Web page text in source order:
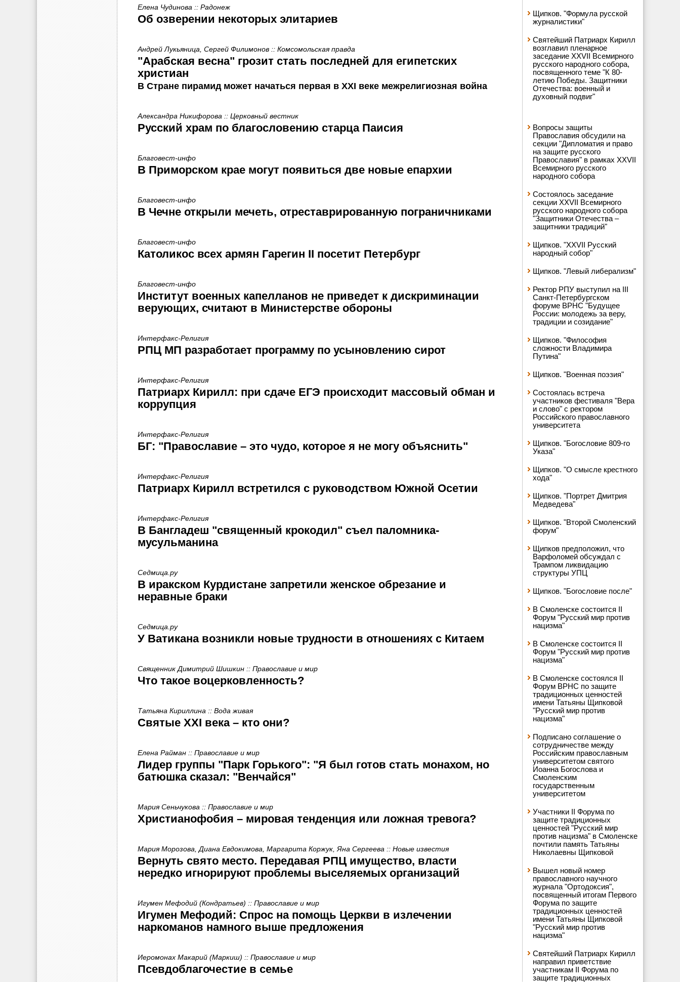
Елена Чудинова :: Радонеж
Об озверении некоторых элитариев
Андрей Лукьяница, Сергей Филимонов :: Комсомольская правда
"Арабская весна" грозит стать последней для египетских
христиан
В Стране пирамид может начаться первая в ХХI веке межрелигиозная война
Александра Никифорова :: Церковный вестник
Русский храм по благословению старца Паисия
Благовест-инфо
В Приморском крае могут появиться две новые епархии
Благовест-инфо
В Чечне открыли мечеть, отреставрированную пограничниками
Благовест-инфо
Католикос всех армян Гарегин II посетит Петербург
Благовест-инфо
Институт военных капелланов не приведет к дискриминации
верующих, считают в Министерстве обороны
Интерфакс-Религия
РПЦ МП разработает программу по усыновлению сирот
Интерфакс-Религия
Патриарх Кирилл: при сдаче ЕГЭ происходит массовый обман и
коррупция
Интерфакс-Религия
БГ: "Православие – это чудо, которое я не могу объяснить"
Интерфакс-Религия
Патриарх Кирилл встретился с руководством Южной Осетии
Интерфакс-Религия
В Бангладеш "священный крокодил" съел паломника-
мусульманина
Седмица.ру
В иракском Курдистане запретили женское обрезание и
неравные браки
Седмица.ру
У Ватикана возникли новые трудности в отношениях с Китаем
Священник Димитрий Шишкин :: Православие и мир
Что такое воцерковленность?
Татьяна Кириллина :: Вода живая
Святые XXI века – кто они?
Елена Райман :: Православие и мир
Лидер группы "Парк Горького": "Я был готов стать монахом, но
батюшка сказал: "Венчайся"
Мария Сеньчукова :: Православие и мир
Христианофобия – мировая тенденция или ложная тревога?
Мария Морозова, Диана Евдокимова, Маргарита Коржук, Яна Сергеева :: Новые известия
Вернуть свято место. Передавая РПЦ имущество, власти
нередко игнорируют проблемы выселяемых организаций
Игумен Мефодий (Кондратьев) :: Православие и мир
Игумен Мефодий: Спрос на помощь Церкви в излечении
наркоманов намного выше предложения
Иеромонах Макарий (Маркиш) :: Православие и мир
Псевдоблагочестие в семье
Щипков. "Формула русской
журналистики"
Святейший Патриарх Кирилл
возглавил пленарное
заседание XXVII Всемирного
русского народного собора,
посвященного теме "К 80-
летию Победы. Защитники
Отечества: военный и
духовный подвиг"
Вопросы защиты
Православия обсудили на
секции "Дипломатия и право
на защите русского
Православия" в рамках XXVII
Всемирного русского
народного собора
Состоялось заседание
секции XXVII Всемирного
русского народного собора
"Защитники Отечества –
защитники традиций"
Щипков. "XXVII Русский
народный собор"
Щипков. "Левый либерализм"
Ректор РПУ выступил на III
Санкт-Петербургском
форуме ВРНС "Будущее
России: молодежь за веру,
традиции и созидание"
Щипков. "Философия
сложности Владимира
Путина"
Щипков. "Военная поэзия"
Состоялась встреча
участников фестиваля "Вера
и слово" с ректором
Российского православного
университета
Щипков. "Богословие 809-го
Указа"
Щипков. "О смысле крестного
хода"
Щипков. "Портрет Дмитрия
Медведева"
Щипков. "Второй Смоленский
форум"
Щипков предположил, что
Варфоломей обсуждал с
Трампом ликвидацию
структуры УПЦ
Щипков. "Богословие после"
В Смоленске состоится II
Форум "Русский мир против
нацизма"
В Смоленске состоится II
Форум "Русский мир против
нацизма"
В Смоленске состоялся II
Форум ВРНС по защите
традиционных ценностей
имени Татьяны Щипковой
"Русский мир против
нацизма"
Подписано соглашение о
сотрудничестве между
Российским православным
университетом святого
Иоанна Богослова и
Смоленским
государственным
университетом
Участники II Форума по
защите традиционных
ценностей "Русский мир
против нацизма" в Смоленске
почтили память Татьяны
Николаевны Щипковой
Вышел новый номер
православного научного
журнала "Ортодоксия",
посвященный итогам Первого
Форума по защите
традиционных ценностей
имени Татьяны Щипковой
"Русский мир против
нацизма"
Святейший Патриарх Кирилл
направил приветствие
участникам II Форума по
защите традиционных